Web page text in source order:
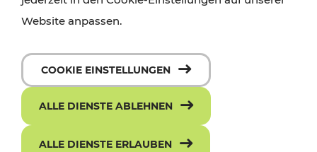
Website anpassen.
COOKIE EINSTELLUNGEN
ALLE DIENSTE ABLEHNEN
ALLE DIENSTE ERLAUBEN